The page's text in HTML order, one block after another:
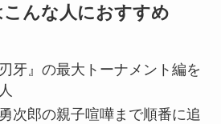
んな人におすすめ
牙』の最大トーナメント編を
次郎の親子喧嘩まで順番に追